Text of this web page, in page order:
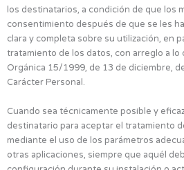
los destinatarios, a condición de que los
consentimiento después de que se les
clara y completa sobre su utilización, en
tratamiento de los datos, con arreglo a lo
Orgánica 15/1999, de 13 de diciembre,
Carácter Personal.
Cuando sea técnicamente posible y
destinatario para aceptar el tratamiento
mediante el uso de los parámetros
otras aplicaciones, siempre que aquél